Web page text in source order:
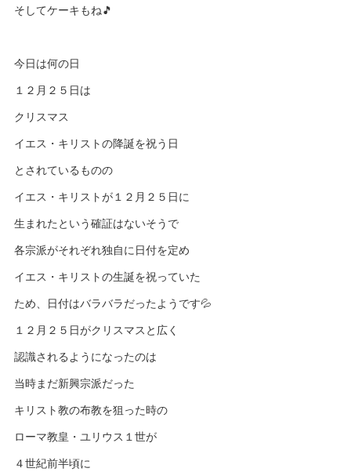
そしてケーキもね🎵
今日は何の日
１２月２５日は
クリスマス
イエス・キリストの降誕を祝う日
とされているものの
イエス・キリストが１２月２５日に
生まれたという確証はないそうで
各宗派がそれぞれ独自に日付を定め
イエス・キリストの生誕を祝っていた
ため、日付はバラバラだったようです💦
１２月２５日がクリスマスと広く
認識されるようになったのは
当時まだ新興宗派だった
キリスト教の布教を狙った時の
ローマ教皇・ユリウス１世が
４世紀前半頃に